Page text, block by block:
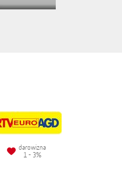
darowizna
1 - 3%